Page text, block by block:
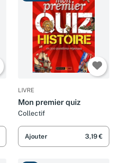
LIVRE
Mon premier quiz
Collectif
Ajouter 3,19 €